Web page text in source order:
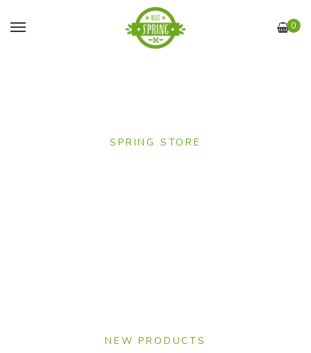
0
SPRING STORE
NEW PRODUCTS